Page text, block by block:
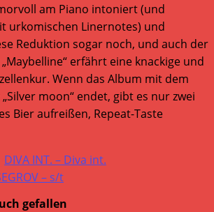
am Piano intoniert (und
urkomischen Linernotes) und
Reduktion sogar noch, und auch der
„Maybelline“ erfährt eine knackige und
Wenn das Album mit dem
„Silver moon“ endet, gibt es nur zwei
Bier aufreißen, Repeat-Taste
DIVA INT. – Diva int.
– s/t
gefallen